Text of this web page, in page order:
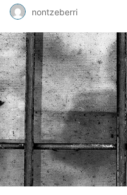
nontzeberri